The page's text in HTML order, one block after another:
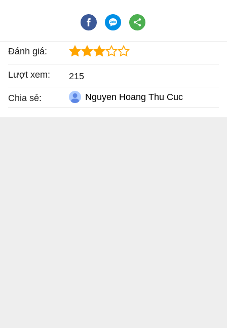
Đánh giá:
Lượt xem: 215
Chia sẻ: Nguyen Hoang Thu Cuc